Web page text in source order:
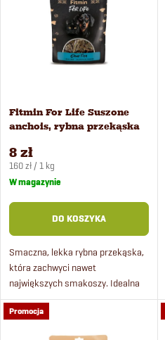
a
n
i
e
p
r
Alfabetycznie
a
p
r
o
d
u
k
Fitmin For Life Suszone
anchois, rybna przekąska
8 zł
Cena
jednostkowa:
160 zł / 1 kg
W magazynie
DO KOSZYKA
Smaczna, lekka rybna przekąska,
która zachwyci nawet
największych smakoszy. Idealna
jako nagroda podczas treningu lub
po prostu tak – rybki anchois
Promocja